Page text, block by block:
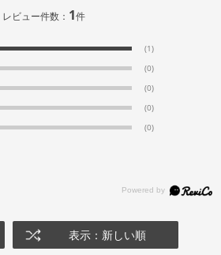
レビュー件数： 1件
(1)
(0)
(0)
(0)
(0)
表示：新しい順